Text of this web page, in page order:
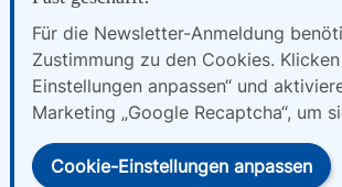
Für die Newsletter-Anmeldung
Zustimmung zu den Cookies.
Einstellungen anpassen“ und
Marketing „Google Recaptcha“, um
Cookie-Einstellungen anpassen